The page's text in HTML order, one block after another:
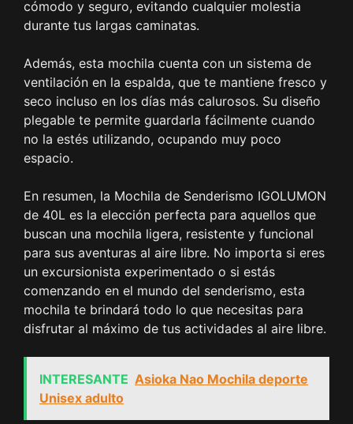
cómodo y seguro, evitando cualquier molestia
durante tus largas caminatas.
Además, esta mochila cuenta con un sistema de
ventilación en la espalda, que te mantiene fresco y
seco incluso en los días más calurosos. Su diseño
plegable te permite guardarla fácilmente cuando
no la estés utilizando, ocupando muy poco
espacio.
En resumen, la Mochila de Senderismo IGOLUMON
de 40L es la elección perfecta para aquellos que
buscan una mochila ligera, resistente y funcional
para sus aventuras al aire libre. No importa si eres
un excursionista experimentado o si estás
comenzando en el mundo del senderismo, esta
mochila te brindará todo lo que necesitas para
disfrutar al máximo de tus actividades al aire libre.
INTERESANTE Asioka Nao Mochila deporte
Unisex adulto